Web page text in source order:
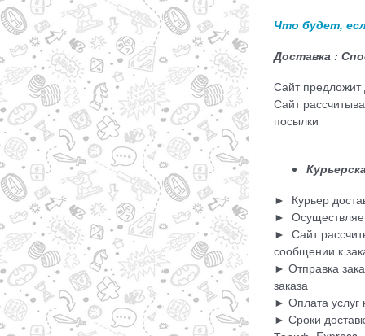
Что будет,
Доставка :
Сайт предложит
Сайт
посылки
► Курьер
►
► Сайт
сообщении к
► Отправка
заказа
► Оплата услуг
► Сроки